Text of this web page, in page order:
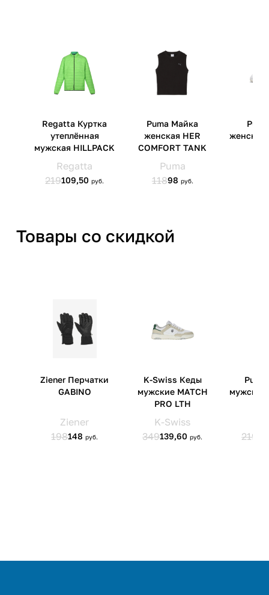
Артикул производителя 09171402
ООО 'Клермонт' 231741,
ул.Школьная, д.5, к.13
Товары со скидкой